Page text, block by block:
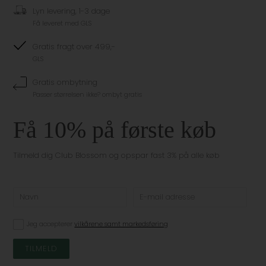
Lyn levering, 1-3 dage
Få leveret med GLS
Gratis fragt over 499,-
Gratis ombytning
Passer størrelsen ikke? ombyt gratis
Få 10% på første køb
Tilmeld dig Club Blossom og opspar fast 3% på alle køb
Jeg accepterervilkårene samt markedsføring